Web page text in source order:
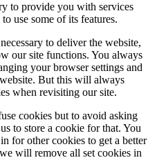
to provide you with services
use some of its features.
to deliver the website,
our site functions. You always
your browser settings and
But this will always
when revisiting our site.
cookies but to avoid asking
to store a cookie for that. You
for other cookies to get a better
will remove all set cookies in